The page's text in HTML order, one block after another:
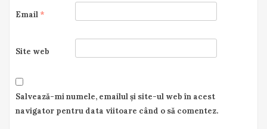
Email *
Site web
Salvează-mi numele, emailul și site-ul web în acest
navigator pentru data viitoare când o să comentez.